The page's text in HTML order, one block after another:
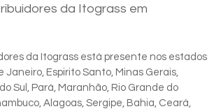
da Itograss em
da Itograss está presente nos estados
Janeiro, Espirito Santo, Minas Gerais,
Sul, Pará, Maranhão, Rio Grande do
Alagoas, Sergipe, Bahia, Ceará,